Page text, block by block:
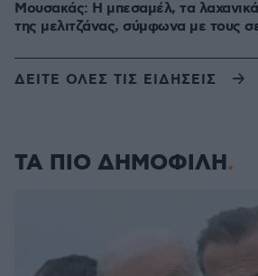
Μουσακάς: Η μπεσαμέλ, τα
της μελιτζάνας, σύμφωνα με τους
ΔΕΙΤΕ ΟΛΕΣ ΤΙΣ ΕΙΔΗΣΕΙΣ
ΤΑ ΠΙΟ ΔΗΜΟΦΙΛΗ